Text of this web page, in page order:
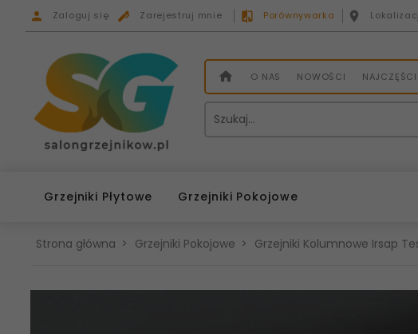
Zaloguj się Zarejestruj mnie Porównywarka
O NAS NOWOŚCI
Grzejniki Płytowe Grzejniki Pokojowe
Strona główna Grzejniki Pokojowe Grzejniki Kolumnowe Irsap